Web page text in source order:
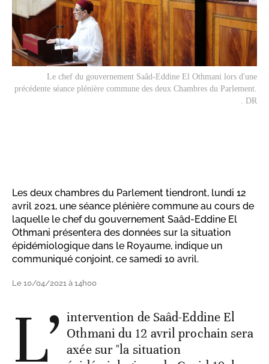
Le chef du gouvernement Saâd-Eddine El Othmani lors d'une
précédente séance plénière commune des deux Chambres du Parlement.
. DR
Les deux chambres du Parlement tiendront, lundi 12
avril 2021, une séance plénière commune au cours de
laquelle le chef du gouvernement Saâd-Eddine El
Othmani présentera des données sur la situation
épidémiologique dans le Royaume, indique un
communiqué conjoint, ce samedi 10 avril.
Le 10/04/2021 à 14h00
L’ intervention de Saâd-Eddine El
Othmani du 12 avril prochain sera
axée sur "la situation